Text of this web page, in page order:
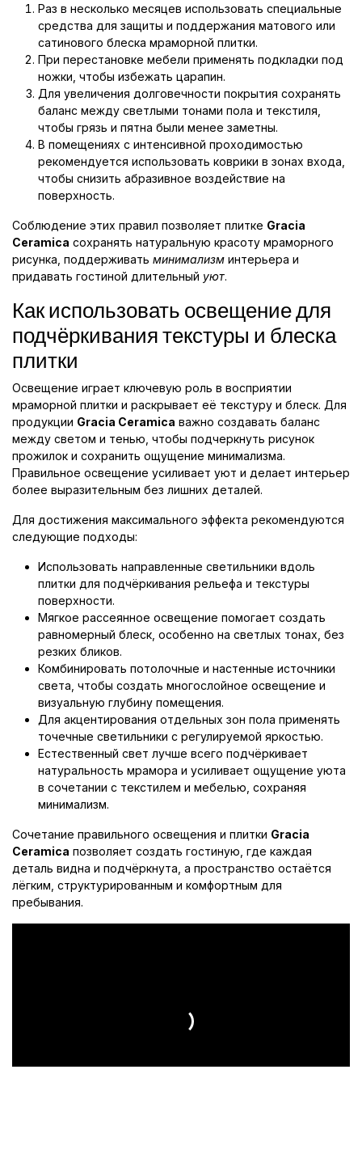
Раз в несколько месяцев использовать специальные
средства для защиты и поддержания матового или
сатинового блеска мраморной плитки.
При перестановке мебели применять подкладки под
ножки, чтобы избежать царапин.
Для увеличения долговечности покрытия сохранять
баланс между светлыми тонами пола и текстиля,
чтобы грязь и пятна были менее заметны.
В помещениях с интенсивной проходимостью
рекомендуется использовать коврики в зонах входа,
чтобы снизить абразивное воздействие на
поверхность.
Соблюдение этих правил позволяет плитке Gracia
Ceramica сохранять натуральную красоту мраморного
рисунка, поддерживать минимализм интерьера и
придавать гостиной длительный уют.
Как использовать освещение для
подчёркивания текстуры и блеска
плитки
Освещение играет ключевую роль в восприятии
мраморной плитки и раскрывает её текстуру и блеск. Для
продукции Gracia Ceramica важно создавать баланс
между светом и тенью, чтобы подчеркнуть рисунок
прожилок и сохранить ощущение минимализма.
Правильное освещение усиливает уют и делает интерьер
более выразительным без лишних деталей.
Для достижения максимального эффекта рекомендуются
следующие подходы:
Использовать направленные светильники вдоль
плитки для подчёркивания рельефа и текстуры
поверхности.
Мягкое рассеянное освещение помогает создать
равномерный блеск, особенно на светлых тонах, без
резких бликов.
Комбинировать потолочные и настенные источники
света, чтобы создать многослойное освещение и
визуальную глубину помещения.
Для акцентирования отдельных зон пола применять
точечные светильники с регулируемой яркостью.
Естественный свет лучше всего подчёркивает
натуральность мрамора и усиливает ощущение уюта
в сочетании с текстилем и мебелью, сохраняя
минимализм.
Сочетание правильного освещения и плитки Gracia
Ceramica позволяет создать гостиную, где каждая
деталь видна и подчёркнута, а пространство остаётся
лёгким, структурированным и комфортным для
пребывания.